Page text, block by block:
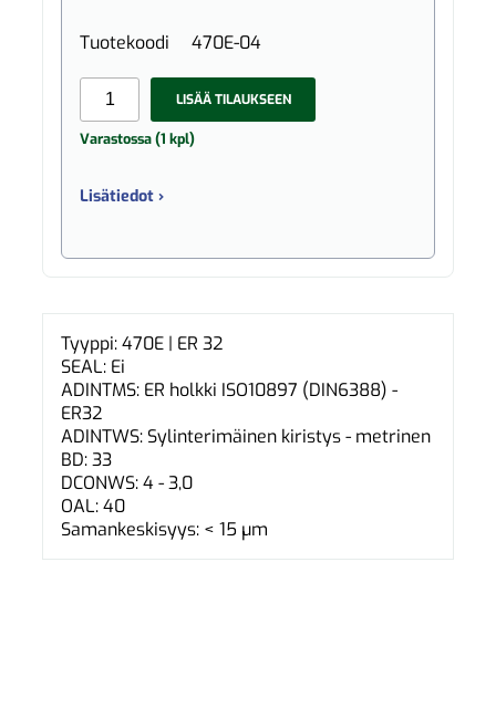
Tuotekoodi 470E-04
LISÄÄ TILAUKSEEN
Varastossa (1 kpl)
Lisätiedot ›
Tyyppi: 470E | ER 32
SEAL: Ei
ADINTMS: ER holkki ISO10897 (DIN6388) -
ER32
ADINTWS: Sylinterimäinen kiristys - metrinen
BD: 33
DCONWS: 4 - 3,0
OAL: 40
Samankeskisyys: < 15 µm